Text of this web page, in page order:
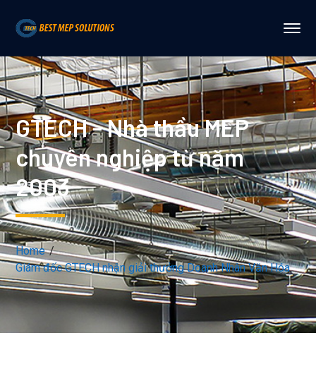
GTECH - Nhà thầu MEP
chuyên nghiệp từ năm
2003
Home
Giám đốc GTECH nhận giải thưởng Doanh Nhân Văn Hóa